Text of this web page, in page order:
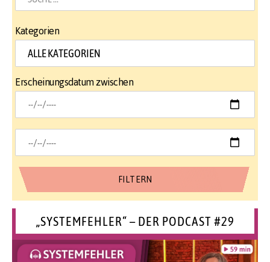
Kategorien
Erscheinungsdatum zwischen
„SYSTEMFEHLER“ – DER PODCAST #29